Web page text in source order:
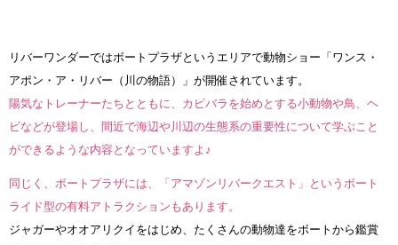
リバーワンダーではボートプラザというエリアで動物ショー「ワンス・
アポン・ア・リバー（川の物語）」が開催されています。
陽気なトレーナーたちとともに、カピバラを始めとする小動物や鳥、ヘ
ビなどが登場し、間近で海辺や川辺の生態系の重要性について学ぶこと
ができるような内容となっていますよ♪
同じく、ボートプラザには、「アマゾンリバークエスト」というボート
ライド型の有料アトラクションもあります。
ジャガーやオオアリクイをはじめ、たくさんの動物達をボートから鑑賞